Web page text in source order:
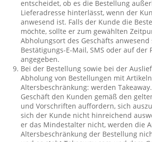
entscheidet, ob es die Bestellung
Lieferadresse hinterlässt, wenn der
anwesend ist. Falls der Kunde die
möchte, sollte er zum gewählten
Abholungsort des Geschäfts
Bestätigungs-E-Mail, SMS oder auf der
angegeben.
Bei der Bestellung sowie bei der
Abholung von Bestellungen mit
Altersbeschränkung: werden
Geschäft den Kunden gemäß den
und Vorschriften auffordern, sich
sich der Kunde nicht hinreichend
er das Mindestalter nicht, werden die
Altersbeschränkung der Bestellung